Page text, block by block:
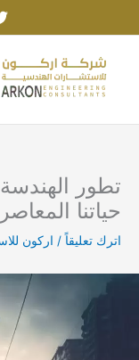
تطور الهندسة
حياتنا
اترك تعليقاً / اركون